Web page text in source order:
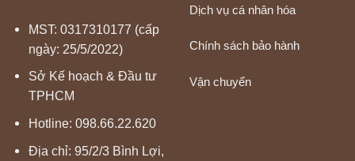
MST: 0317310177 (cấp
ngày: 25/5/2022)
Sở Kế hoạch & Đầu tư
TPHCM
Hotline: 098.66.22.620
Địa chỉ: 95/2/3 Bình Lợi,
Dịch vụ cá nhân hóa
Chính sách bảo hành
Vận chuyển